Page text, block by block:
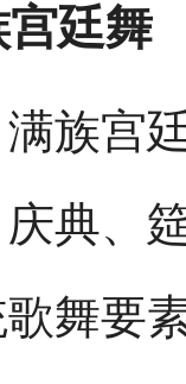
廷舞
宫廷
典、
舞要